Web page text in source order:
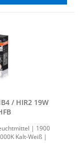
/ HIR2 19W
| 1900
Kalt-​Weiß |